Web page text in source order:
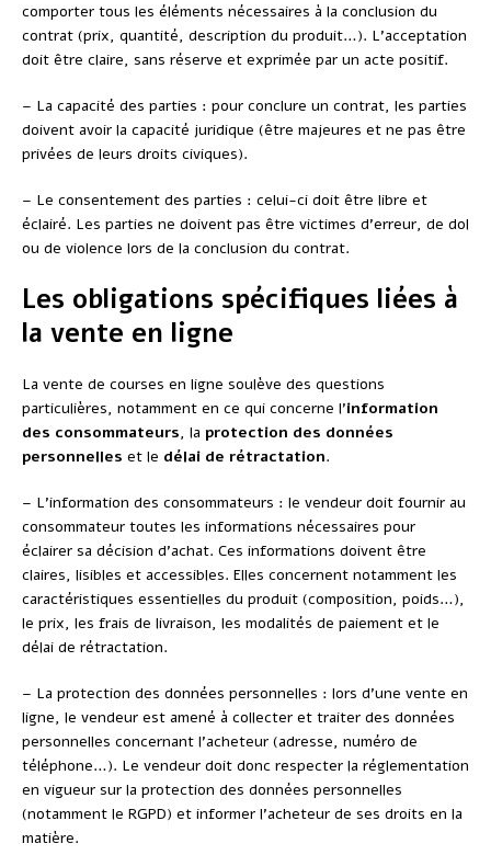
comporter tous les éléments nécessaires à la conclusion du
contrat (prix, quantité, description du produit…). L’acceptation
doit être claire, sans réserve et exprimée par un acte positif.
– La capacité des parties : pour conclure un contrat, les parties
doivent avoir la capacité juridique (être majeures et ne pas être
privées de leurs droits civiques).
– Le consentement des parties : celui-ci doit être libre et
éclairé. Les parties ne doivent pas être victimes d’erreur, de dol
ou de violence lors de la conclusion du contrat.
Les obligations spécifiques liées à
la vente en ligne
La vente de courses en ligne soulève des questions
particulières, notamment en ce qui concerne l’information
des consommateurs, la protection des données
personnelles et le délai de rétractation.
– L’information des consommateurs : le vendeur doit fournir au
consommateur toutes les informations nécessaires pour
éclairer sa décision d’achat. Ces informations doivent être
claires, lisibles et accessibles. Elles concernent notamment les
caractéristiques essentielles du produit (composition, poids…),
le prix, les frais de livraison, les modalités de paiement et le
délai de rétractation.
– La protection des données personnelles : lors d’une vente en
ligne, le vendeur est amené à collecter et traiter des données
personnelles concernant l’acheteur (adresse, numéro de
téléphone…). Le vendeur doit donc respecter la réglementation
en vigueur sur la protection des données personnelles
(notamment le RGPD) et informer l’acheteur de ses droits en la
matière.